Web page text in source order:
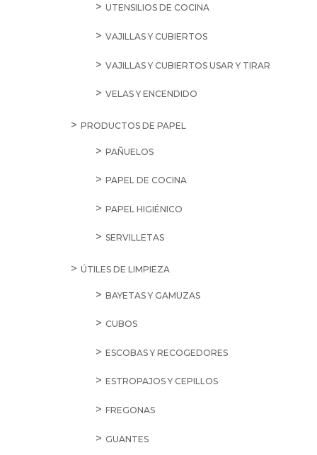
UTENSILIOS DE COCINA
VAJILLAS Y CUBIERTOS
VAJILLAS Y CUBIERTOS USAR Y TIRAR
VELAS Y ENCENDIDO
PRODUCTOS DE PAPEL
PAÑUELOS
PAPEL DE COCINA
PAPEL HIGIÉNICO
SERVILLETAS
ÚTILES DE LIMPIEZA
BAYETAS Y GAMUZAS
CUBOS
ESCOBAS Y RECOGEDORES
ESTROPAJOS Y CEPILLOS
FREGONAS
GUANTES